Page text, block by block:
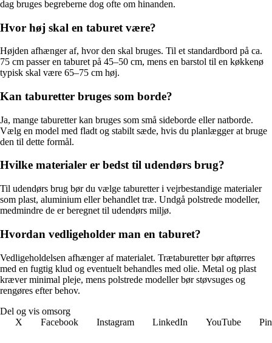
dag bruges begreberne dog ofte om hinanden.
Hvor høj skal en taburet være?
Højden afhænger af, hvor den skal bruges. Til et standardbord på ca.
75 cm passer en taburet på 45–50 cm, mens en barstol til en køkkenø
typisk skal være 65–75 cm høj.
Kan taburetter bruges som borde?
Ja, mange taburetter kan bruges som små sideborde eller natborde.
Vælg en model med fladt og stabilt sæde, hvis du planlægger at bruge
den til dette formål.
Hvilke materialer er bedst til udendørs brug?
Til udendørs brug bør du vælge taburetter i vejrbestandige materialer
som plast, aluminium eller behandlet træ. Undgå polstrede modeller,
medmindre de er beregnet til udendørs miljø.
Hvordan vedligeholder man en taburet?
Vedligeholdelsen afhænger af materialet. Trætaburetter bør aftørres
med en fugtig klud og eventuelt behandles med olie. Metal og plast
kræver minimal pleje, mens polstrede modeller bør støvsuges og
rengøres efter behov.
Del og vis omsorg
X
Facebook Instagram LinkedIn YouTube